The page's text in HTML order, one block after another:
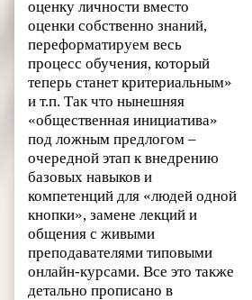
оценку личности вместо
оценки собственно знаний,
переформатируем весь
процесс обучения, который
теперь станет критериальным»
и т.п. Так что нынешняя
«общественная инициатива»
под ложным предлогом –
очередной этап к внедрению
базовых навыков и
компетенций для «людей одной
кнопки», замене лекций и
общения с живыми
преподавателями типовыми
онлайн-курсами. Все это также
детально прописано в